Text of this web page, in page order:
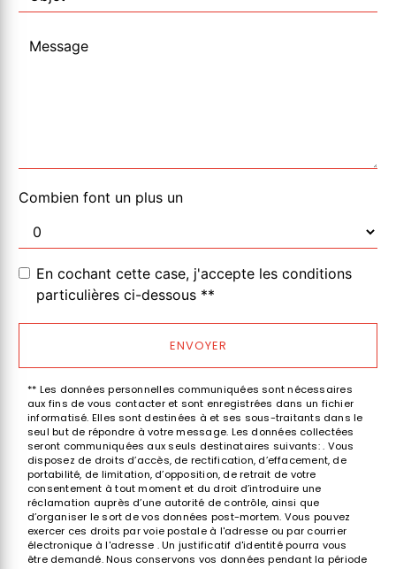
Combien font un plus un
En cochant cette case, j'accepte les conditions
particulières ci-dessous **
ENVOYER
** Les données personnelles communiquées sont nécessaires
aux fins de vous contacter et sont enregistrées dans un fichier
informatisé. Elles sont destinées à et ses sous-traitants dans le
seul but de répondre à votre message. Les données collectées
seront communiquées aux seuls destinataires suivants: . Vous
disposez de droits d’accès, de rectification, d’effacement, de
portabilité, de limitation, d’opposition, de retrait de votre
consentement à tout moment et du droit d’introduire une
réclamation auprès d’une autorité de contrôle, ainsi que
d’organiser le sort de vos données post-mortem. Vous pouvez
exercer ces droits par voie postale à l'adresse ou par courrier
électronique à l'adresse . Un justificatif d'identité pourra vous
être demandé. Nous conservons vos données pendant la période